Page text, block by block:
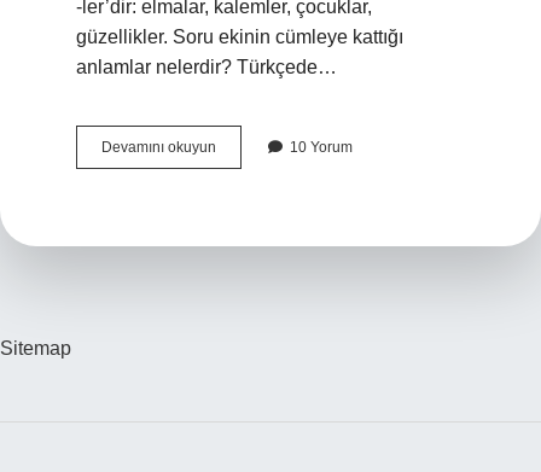
-ler’dir: elmalar, kalemler, çocuklar,
güzellikler. Soru ekinin cümleye kattığı
anlamlar nelerdir? Türkçede…
Devamını okuyun
Ekinin
10 Yorum
Sitemap